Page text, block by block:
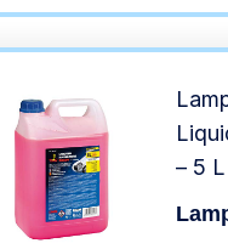
– 5 L